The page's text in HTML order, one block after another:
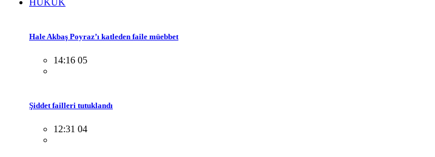
Hale Akbaş Poyraz’ı katleden faile müebbet
14:16 05
Şiddet failleri tutuklandı
12:31 04